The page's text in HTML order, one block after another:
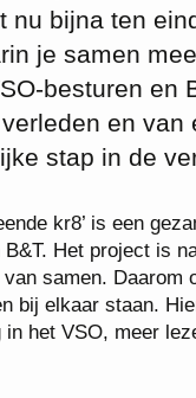
nu bijna ten
je samen
besturen en
en
stap in de
kr8’ is een
B&T. Het project is
samen. Daarom
bij elkaar staan.
het VSO, meer